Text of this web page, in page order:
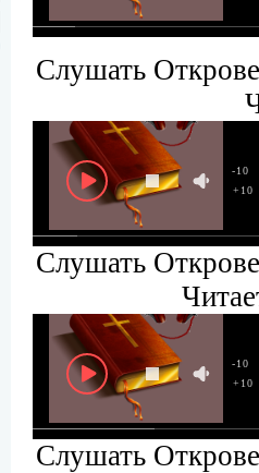
Слушать
+10
-10
Слушать
+10
-10
Слушать